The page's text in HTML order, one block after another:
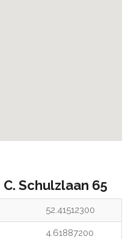
C. Schulzlaan 65
52.41512300
4.61887200